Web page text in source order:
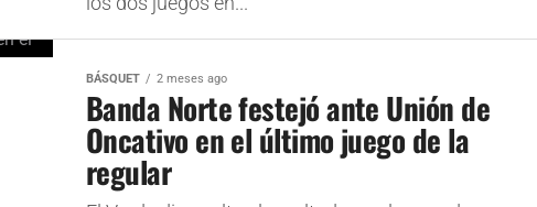
BÁSQUET 2 meses ago
Banda Norte festejó ante Unión de
Oncativo en el último juego de la
regular